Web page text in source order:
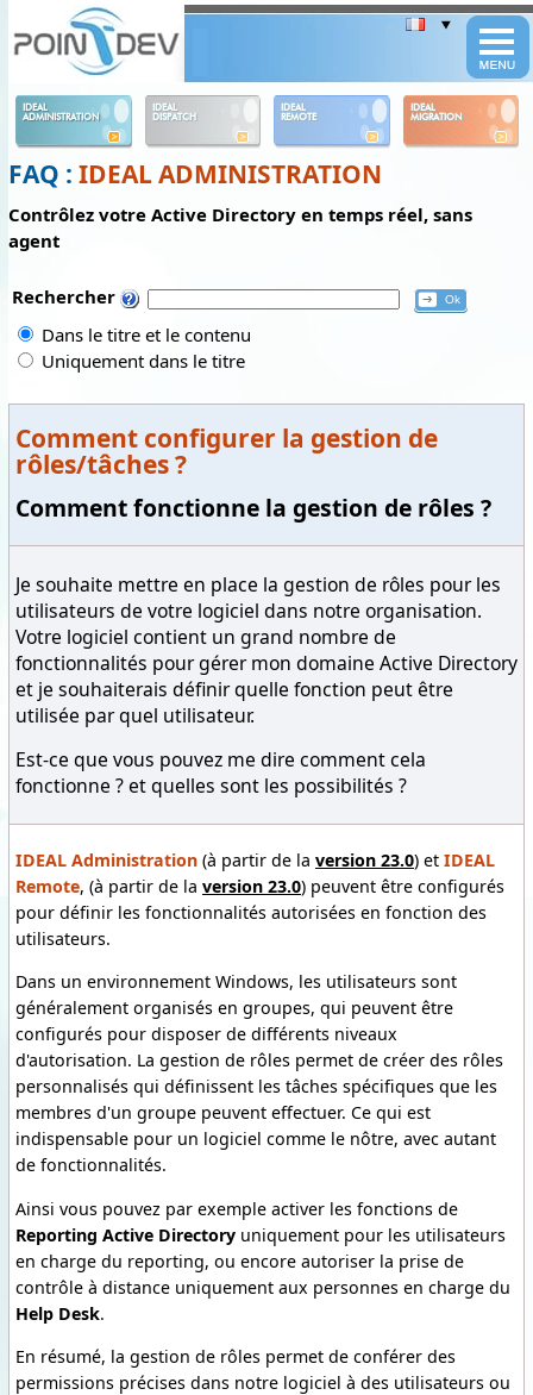
IDEAL
ADMINISTRATION
IDEAL
DISPATCH
IDEAL
REMOTE
IDEAL
MIGRATION
FAQ : IDEAL ADMINISTRATION
Contrôlez votre Active Directory en temps réel, sans
agent
Rechercher
Dans le titre et le contenu
Uniquement dans le titre
Comment configurer la gestion de
rôles/tâches ?
Comment fonctionne la gestion de rôles ?
Je souhaite mettre en place la gestion de rôles pour les
utilisateurs de votre logiciel dans notre organisation.
Votre logiciel contient un grand nombre de
fonctionnalités pour gérer mon domaine Active Directory
et je souhaiterais définir quelle fonction peut être
utilisée par quel utilisateur.
Est-ce que vous pouvez me dire comment cela
fonctionne ? et quelles sont les possibilités ?
IDEAL Administration (à partir de la version 23.0) et IDEAL
Remote, (à partir de la version 23.0) peuvent être configurés
pour définir les fonctionnalités autorisées en fonction des
utilisateurs.
Dans un environnement Windows, les utilisateurs sont
généralement organisés en groupes, qui peuvent être
configurés pour disposer de différents niveaux
d'autorisation. La gestion de rôles permet de créer des rôles
personnalisés qui définissent les tâches spécifiques que les
membres d'un groupe peuvent effectuer. Ce qui est
indispensable pour un logiciel comme le nôtre, avec autant
de fonctionnalités.
Ainsi vous pouvez par exemple activer les fonctions de
Reporting Active Directory uniquement pour les utilisateurs
en charge du reporting, ou encore autoriser la prise de
contrôle à distance uniquement aux personnes en charge du
Help Desk.
En résumé, la gestion de rôles permet de conférer des
permissions précises dans notre logiciel à des utilisateurs ou
Panneau de gestion des cookies